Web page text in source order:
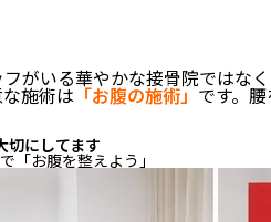
いる華やかな接骨院ではな
施術は 「お腹の施術」です。
切にしてます
「お腹を整えよう」